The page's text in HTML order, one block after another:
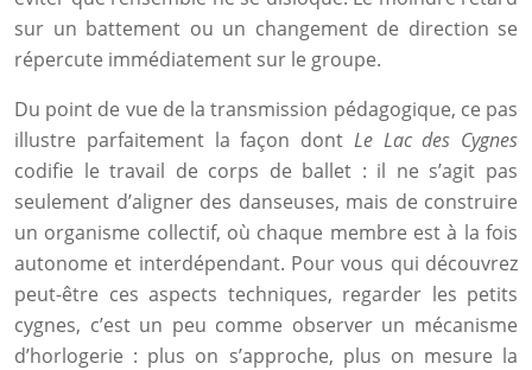
sur un battement ou un changement de direction se
répercute immédiatement sur le groupe.
Du point de vue de la transmission pédagogique, ce pas
illustre parfaitement la façon dont Le Lac des Cygnes
codifie le travail de corps de ballet : il ne s’agit pas
seulement d’aligner des danseuses, mais de construire
un organisme collectif, où chaque membre est à la fois
autonome et interdépendant. Pour vous qui découvrez
peut-être ces aspects techniques, regarder les petits
cygnes, c’est un peu comme observer un mécanisme
d’horlogerie : plus on s’approche, plus on mesure la